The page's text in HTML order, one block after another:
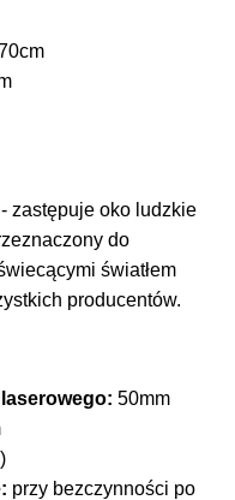
zastępuje oko ludzkie
do
światłem
producentów.
50mm
przy bezczynności po